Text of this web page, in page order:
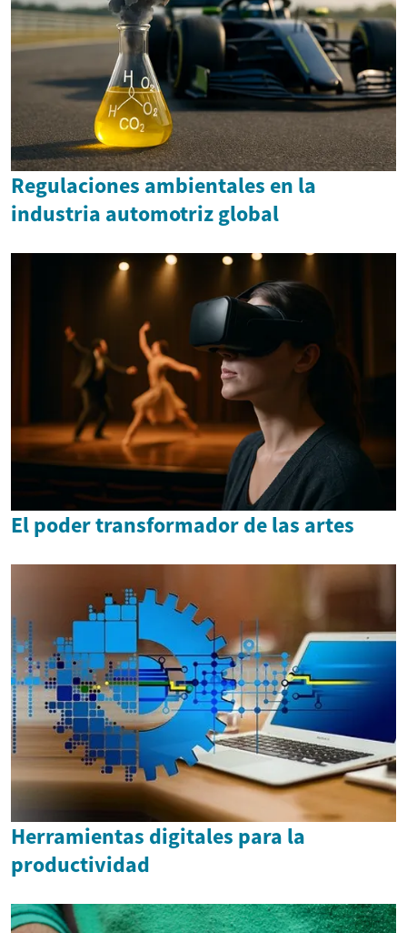
Regulaciones ambientales en la
industria automotriz global
El poder transformador de las artes
Herramientas digitales para la
productividad